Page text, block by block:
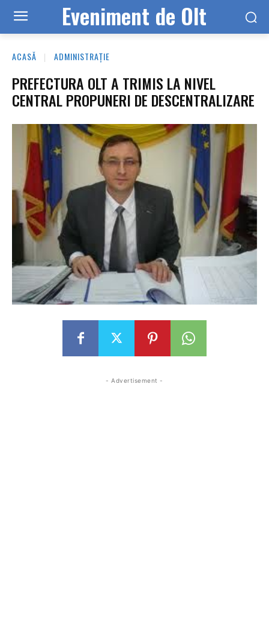
Eveniment de Olt
ACASĂ ADMINISTRAȚIE
PREFECTURA OLT A TRIMIS LA NIVEL
CENTRAL PROPUNERI DE DESCENTRALIZARE
- Advertisement -